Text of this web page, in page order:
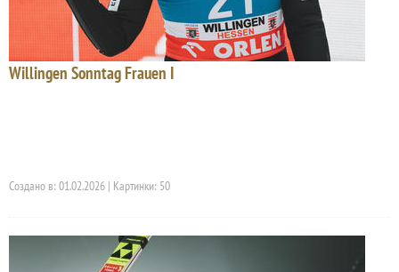
Willingen Sonntag Frauen I
Создано в: 01.02.2026 | Картинки: 50